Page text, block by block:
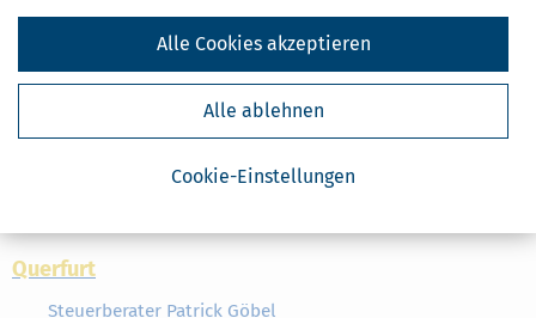
Cookie-Einstellungen
Alle ablehnen
Alle Cookies akzeptieren
Stendaler Straße 40, 39606,Osterburg
Querfurt
Steuerberater Patrick Göbel